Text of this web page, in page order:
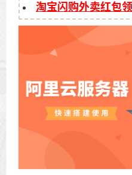
淘宝闪购外卖红包